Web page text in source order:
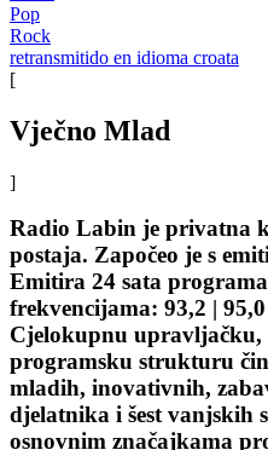
Pop
Rock
retransmitido en idioma croata
[
Vječno Mlad
]
Radio Labin je privatna
postaja. Započeo je s
Emitira 24 sata
frekvencijama: 93,2 |
Cjelokupnu
programsku strukturu
mladih, inovativnih,
djelatnika i šest vanjskih
osnovnim značajkama